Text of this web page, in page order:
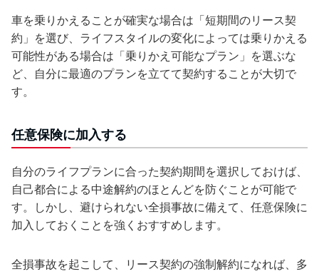
車を乗りかえることが確実な場合は「短期間のリース契
約」を選び、ライフスタイルの変化によっては乗りかえる
可能性がある場合は「乗りかえ可能なプラン」を選ぶな
ど、自分に最適のプランを立てて契約することが大切で
す。
任意保険に加入する
自分のライフプランに合った契約期間を選択しておけば、
自己都合による中途解約のほとんどを防ぐことが可能で
す。しかし、避けられない全損事故に備えて、任意保険に
加入しておくことを強くおすすめします。
全損事故を起こして、リース契約の強制解約になれば、多